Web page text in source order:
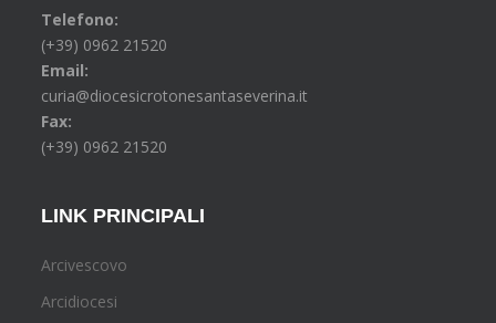
Telefono:
(+39) 0962 21520
Email:
curia@diocesicrotonesantaseverina.it
Fax:
(+39) 0962 21520
LINK PRINCIPALI
Arcivescovo
Arcidiocesi